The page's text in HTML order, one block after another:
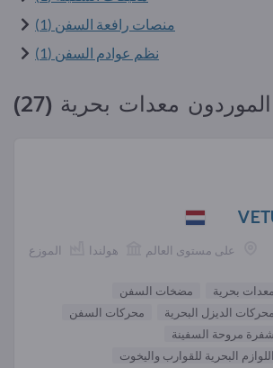
منصات رافعة السفن (1)
نظم عوادم السفن (1)
الموردون معدات بحرية (27)
الموزع هولندا على مستوى العالم
معدات بحرية
مضخات السفن
محركات الديزل البحرية
محركات السفن
شفرة مروحة السفينة
اللوازم البحرية للقوارب واليخوت